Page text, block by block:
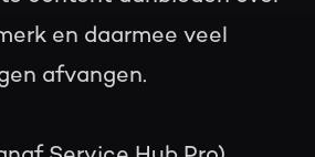
en daarmee veel
afvangen.